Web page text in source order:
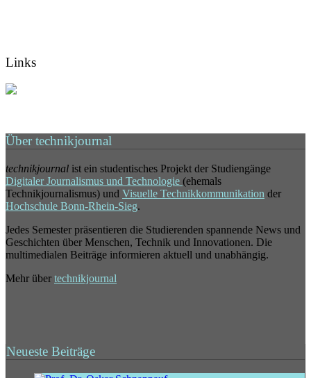
Links
Über technikjournal
technikjournal ist ein studentisches Projekt der Studiengänge
Digitaler Journalismus und Technologie (ehemals
Technikjournalismus) und Visuelle Technikkommunikation der
Hochschule Bonn-Rhein-Sieg.
Jedes Semester präsentieren die Studierenden spannende News und
Geschichten über Menschen, Technik und Innovationen. Die
multimedialen Beiträge informieren aktuell und unabhängig.
Mehr über technikjournal
Neueste Beiträge